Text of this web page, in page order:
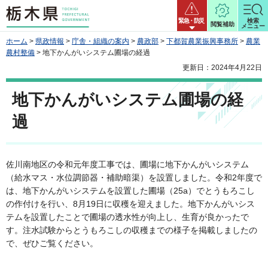
栃木県 緊急・防災
閲覧補助
検索
メニュー
ホーム > 県政情報 > 庁舎・組織の案内 > 農政部 > 下都賀農業振興事務所 > 農業
農村整備 > 地下かんがいシステム圃場の経過
更新日：2024年4月22日
地下かんがいシステム圃場の経
過
佐川南地区の令和元年度工事では、圃場に地下かんがいシステム
（給水マス・水位調節器・補助暗渠）を設置しました。令和2年度で
は、地下かんがいシステムを設置した圃場（25a）でとうもろこし
の作付けを行い、8月19日に収穫を迎えました。地下かんがいシス
テムを設置したことで圃場の透水性が向上し、生育が良かったで
す。注水試験からとうもろこしの収穫までの様子を掲載しましたの
で、ぜひご覧ください。